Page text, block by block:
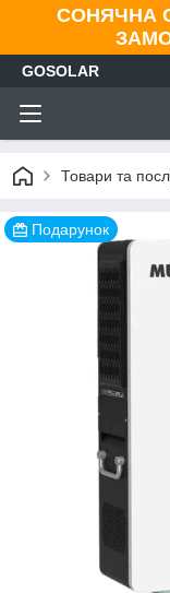
СОНЯЧНА
GOSOLAR
Товари та
Подарунок